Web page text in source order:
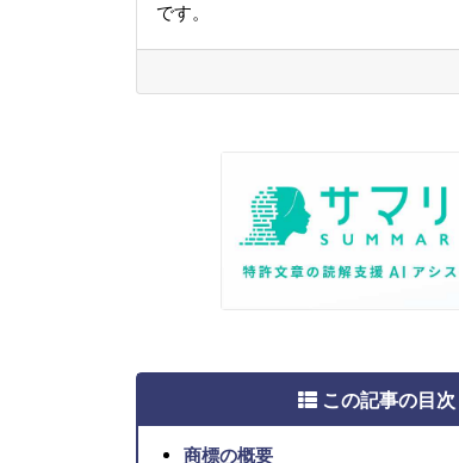
です。
この記事の目次
商標の概要